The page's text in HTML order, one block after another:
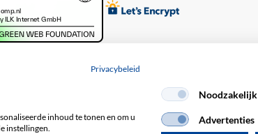
Privacybeleid
inhoud te tonen en om u
instellingen.
Noodzakelijk
Advertenties